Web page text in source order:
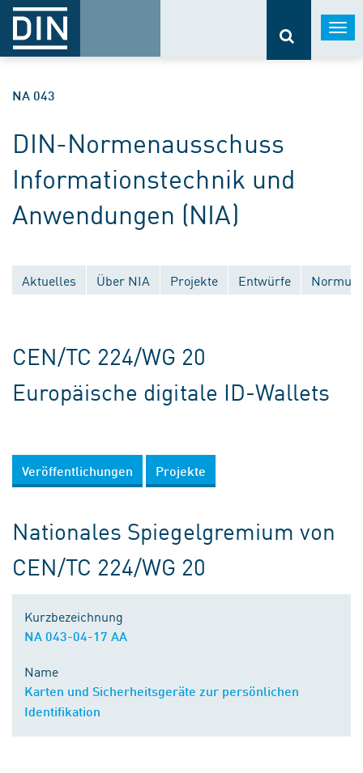
NA 043
DIN-Normenausschuss
Informationstechnik und
Anwendungen (NIA)
Aktuelles Über NIA Projekte
Entwürfe
Nationale Gremien
Europäische Gremien
CEN/TC 224/WG 20
Europäische digitale ID-Wallets
Veröffentlichungen Projekte
Nationales Spiegelgremium von
CEN/TC 224/WG 20
Kurzbezeichnung
NA 043-04-17 AA
Name
Karten und Sicherheitsgeräte zur persönlichen
Identifikation